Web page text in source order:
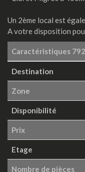
Un 2ème local est
A votre disposition
Caractéristiques
Destination
Zone
Disponibilité
Prix
Etage
Nombre de pièces